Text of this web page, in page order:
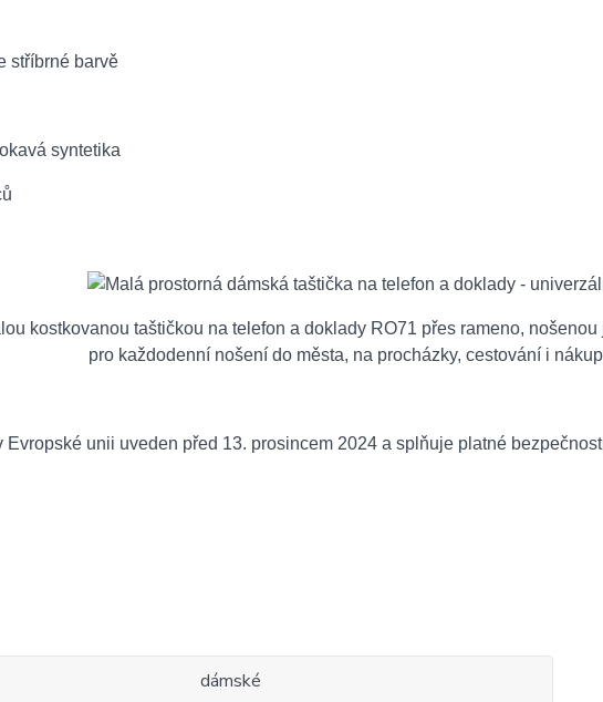
stříbrné barvě
syntetika
Evropské unii uveden před 13. prosincem 2024 a splňuje platné
dámské